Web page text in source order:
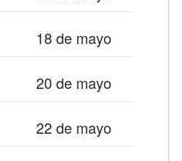
18 de mayo
20 de mayo
22 de mayo